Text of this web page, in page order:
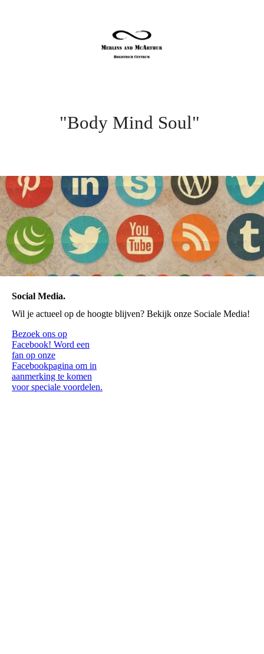
"Body Mind Soul"
Social Media.
Wil je actueel op de hoogte blijven? Bekijk onze Sociale Media!
Bezoek ons op
Facebook! Word een
fan op onze
Facebookpagina om in
aanmerking te komen
voor speciale voordelen.